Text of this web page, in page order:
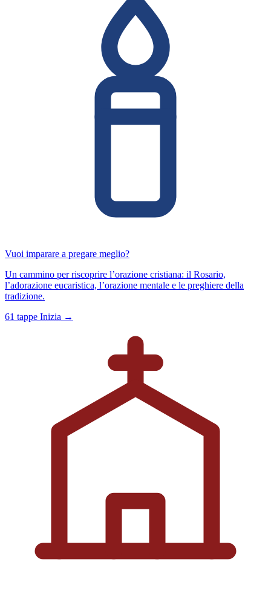
Vuoi imparare a pregare meglio?
Un cammino per riscoprire l’orazione cristiana: il Rosario,
l’adorazione eucaristica, l’orazione mentale e le preghiere della
tradizione.
61 tappe Inizia →